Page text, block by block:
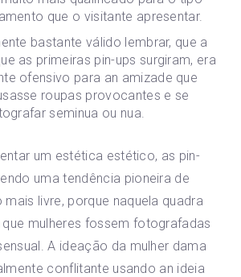
que o visitante apresentar.
bastante válido lembrar, que a
as primeiras pin-ups surgiram, era
ofensivo para an amizade que
roupas provocantes e se
seminua ou nua.
um estética estético, as pin-
uma tendência pioneira de
livre, porque naquela quadra
mulheres fossem fotografadas
A ideação da mulher dama
conflitante usando an ideia